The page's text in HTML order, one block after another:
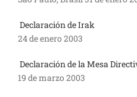
Declaración de Irak
24 de enero 2003
Declaración de la Mesa
19 de marzo 2003